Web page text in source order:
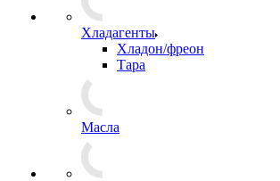
Хладагенты
Хладон/фреон
Тара
Масла